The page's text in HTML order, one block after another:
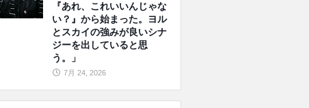
『あれ、これいいんじゃな
い？』から始まった。ヨル
とスカイの強みが良いシナ
ジーを出していると思
う。」
7月 24, 2026